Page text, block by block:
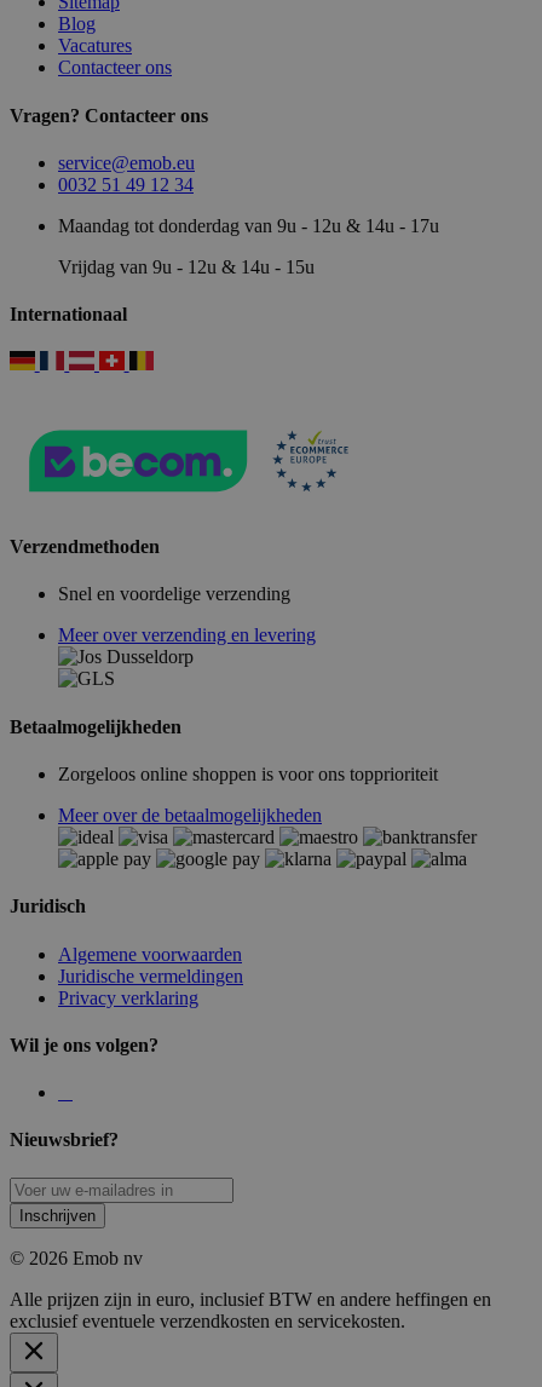
Blog
Vacatures
Contacteer ons
Vragen? Contacteer ons
service@emob.eu
0032 51 49 12 34
Maandag tot donderdag van 9u - 12u & 14u - 17u
Vrijdag van 9u - 12u & 14u - 15u
Internationaal
Verzendmethoden
Snel en voordelige verzending
Meer over verzending en levering
Betaalmogelijkheden
Zorgeloos online shoppen is voor ons topprioriteit
Meer over de betaalmogelijkheden
Juridisch
Algemene voorwaarden
Juridische vermeldingen
Privacy verklaring
Wil je ons volgen?
Nieuwsbrief?
Inschrijven
© 2026 Emob nv
Alle prijzen zijn in euro, inclusief BTW en andere heffingen en
exclusief eventuele verzendkosten en servicekosten.